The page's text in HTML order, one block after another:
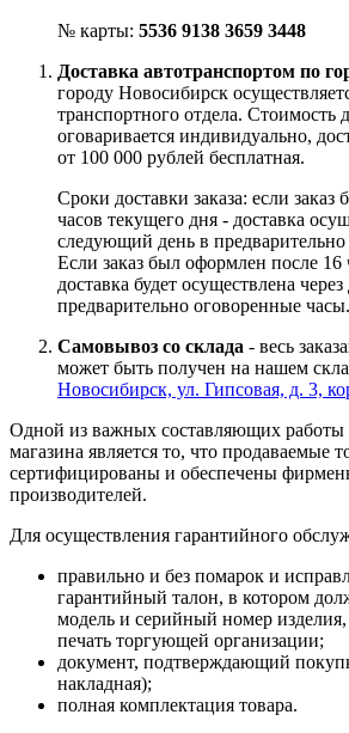
№ карты: 5536 9138 3659 3448
Доставка автотранспортом по
городу Новосибирск
транспортного отдела. Стоимость
оговаривается индивидуально,
от 100 000 рублей бесплатная.
Сроки доставки заказа: если
часов текущего дня - доставка
следующий день в
Если заказ был оформлен после 16
доставка будет осуществлена через
предварительно оговоренные часы.
Самовывоз со склада - весь
может быть получен на нашем
Новосибирск, ул. Гипсовая, д. 3,
Одной из важных составляющих работы
магазина является то, что продаваемые
сертифицированы и обеспечены
производителей.
Для осуществления гарантийного
правильно и без помарок и
гарантийный талон, в котором
модель и серийный номер
печать торгующей организации;
документ, подтверждающий
накладная);
полная комплектация товара.